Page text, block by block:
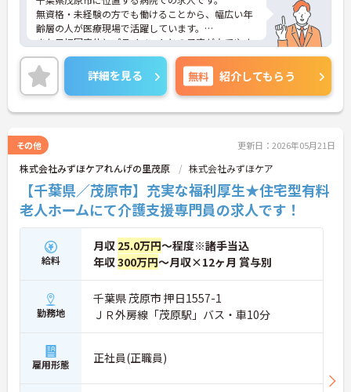
無資格・未経験の方でも働けることから、幅広い年
齢層の人が医療現場で活躍しています。
また日祝固定休とプライベートとの予定が立てやす
いです。
ご興味のある方は、お気軽にお問い合わせくださ
い。
詳細を見る 無料 紹介してもらう
その他 更新日：2026年05月21日
株式会社みずほケアれんげの里茂原 株式会社みずほケア
【千葉県／茂原市】充実な福利厚生★住宅型有料
老人ホームにて介護支援専門員の求人です！
給料
月収 25.0万円～程度※諸手当込
年収300万円～月収×12ヶ月 賞与別
勤務地
千葉県 茂原市 押日1557-1
ＪＲ外房線「茂原駅」バス・車10分
雇用形態 正社員(正職員)